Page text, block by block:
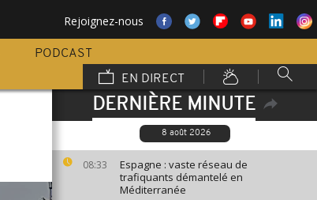
Rejoignez-nous
PODCAST
EN DIRECT
DERNIÈRE MINUTE
8 août 2026
08:33
Espagne : vaste réseau de
trafiquants démantelé en
Méditerranée